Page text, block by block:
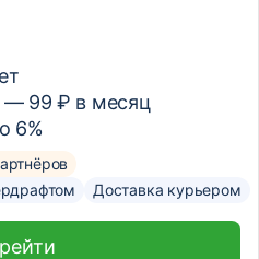
— 99₽ в месяц
6%
Доставка курьером